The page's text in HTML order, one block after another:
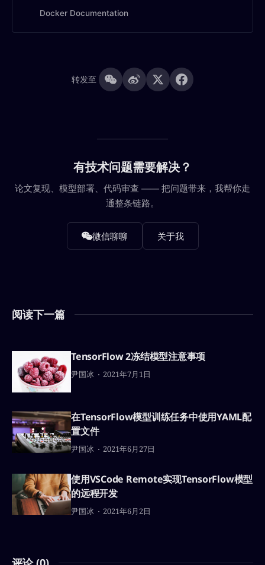
Docker Documentation
转发至
有技术问题需要解决？
论文复现、模型部署、代码审查 —— 把问题带来，我帮你走
通整条链路。
微信聊聊 关于我
阅读下一篇
TensorFlow 2冻结模型注意事项
尹国冰 2021年7月1日
在TensorFlow模型训练任务中使用YAML配
置文件
尹国冰 2021年6月27日
使用VSCode Remote实现TensorFlow模型
的远程开发
尹国冰 2021年6月2日